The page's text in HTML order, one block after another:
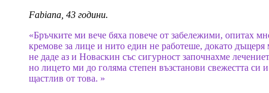
Fabiana, 43 години.
«Бръчките ми вече бяха повече от забележими, опитах
кремове за лице и нито един не работеше, докато дъщеря
не даде аз и Новаскин със сигурност започнахме
но лицето ми до голяма степен възстанови свежестта си
щастлив от това. »